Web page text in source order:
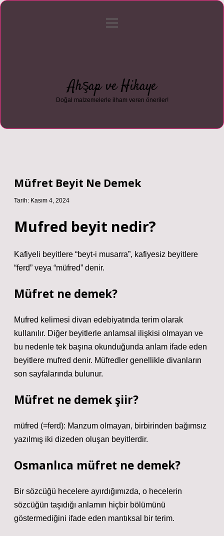
Gizlilik Politikası
menüyü
Ahşap ve Hikaye
Doğal malzemelerle ilham veren öneriler!
Müfret Beyit Ne Demek
Tarih: Kasım 4, 2024
Mufred beyit nedir?
Kafiyeli beyitlere “beyt-i musarra”, kafiyesiz beyitlere
“ferd” veya “müfred” denir.
Müfret ne demek?
Mufred kelimesi divan edebiyatında terim olarak
kullanılır. Diğer beyitlerle anlamsal ilişkisi olmayan ve
bu nedenle tek başına okunduğunda anlam ifade eden
beyitlere mufred denir. Müfredler genellikle divanların
son sayfalarında bulunur.
Müfret ne demek şiir?
müfred (=ferd): Manzum olmayan, birbirinden bağımsız
yazılmış iki dizeden oluşan beyitlerdir.
Osmanlıca müfret ne demek?
Bir sözcüğü hecelere ayırdığımızda, o hecelerin
sözcüğün taşıdığı anlamın hiçbir bölümünü
göstermediğini ifade eden mantıksal bir terim.